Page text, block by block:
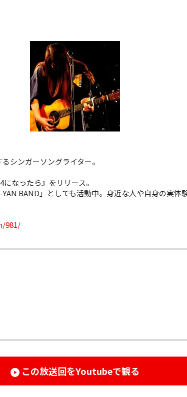
シンガーソングライター。
なったら』をリリース。
BAND」としても活動中。身近な人や自身の実体
981/
この放送回をYoutubeで観る